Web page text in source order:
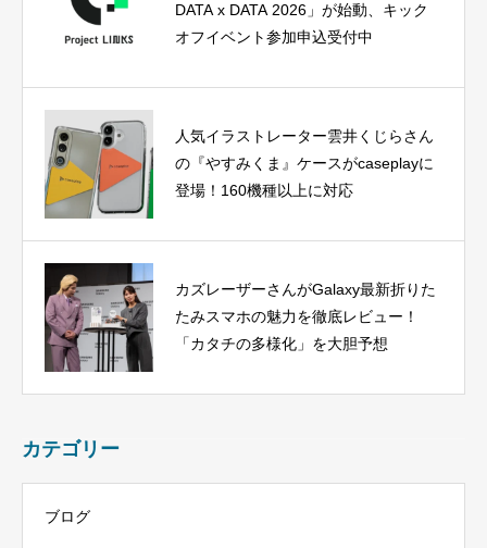
DATA x DATA 2026」が始動、キック
オフイベント参加申込受付中
人気イラストレーター雲井くじらさん
の『やすみくま』ケースがcaseplayに
登場！160機種以上に対応
カズレーザーさんがGalaxy最新折りた
たみスマホの魅力を徹底レビュー！
「カタチの多様化」を大胆予想
カテゴリー
ブログ